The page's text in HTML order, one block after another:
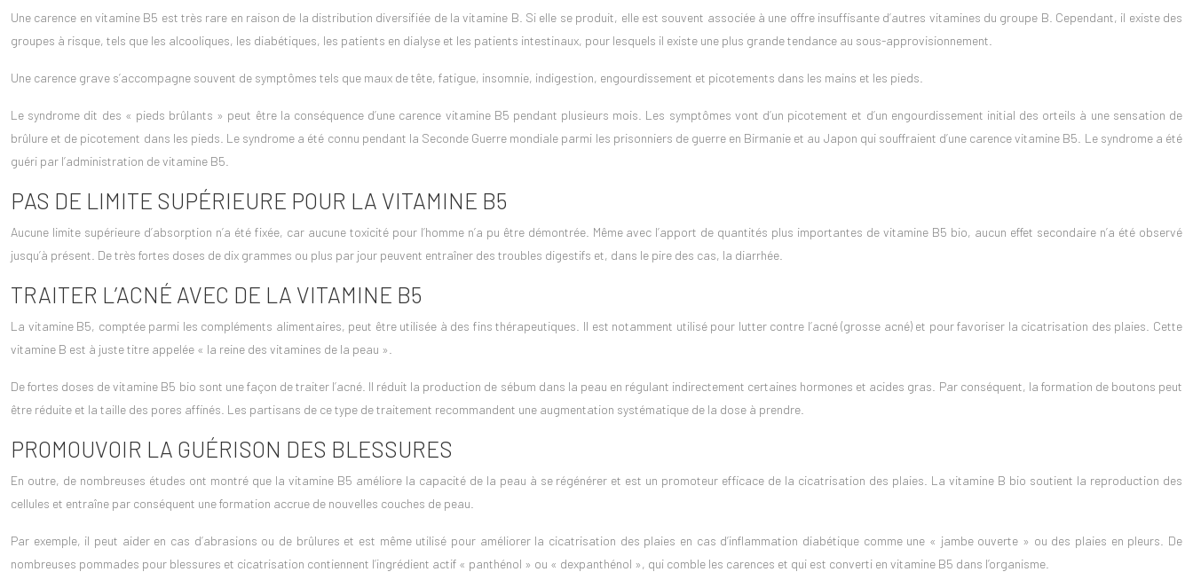
Une carence en vitamine B5 est très rare en raison de la distribution diversifiée de la vitamine B. Si elle se produit, elle est souvent associée à une offre insuffisante d’autres vitamines du groupe B. Cependant, il existe des
groupes à risque, tels que les alcooliques, les diabétiques, les patients en dialyse et les patients intestinaux, pour lesquels il existe une plus grande tendance au sous-approvisionnement.
Une carence grave s’accompagne souvent de symptômes tels que maux de tête, fatigue, insomnie, indigestion, engourdissement et picotements dans les mains et les pieds.
Le syndrome dit des « pieds brûlants » peut être la conséquence d’une carence vitamine B5 pendant plusieurs mois. Les symptômes vont d’un picotement et d’un engourdissement initial des orteils à une sensation de
brûlure et de picotement dans les pieds. Le syndrome a été connu pendant la Seconde Guerre mondiale parmi les prisonniers de guerre en Birmanie et au Japon qui souffraient d’une carence vitamine B5. Le syndrome a été
guéri par l’administration de vitamine B5.
PAS DE LIMITE SUPÉRIEURE POUR LA VITAMINE B5
Aucune limite supérieure d’absorption n’a été fixée, car aucune toxicité pour l’homme n’a pu être démontrée. Même avec l’apport de quantités plus importantes de vitamine B5 bio, aucun effet secondaire n’a été observé
jusqu’à présent. De très fortes doses de dix grammes ou plus par jour peuvent entraîner des troubles digestifs et, dans le pire des cas, la diarrhée.
TRAITER L’ACNÉ AVEC DE LA VITAMINE B5
La vitamine B5, comptée parmi les compléments alimentaires, peut être utilisée à des fins thérapeutiques. Il est notamment utilisé pour lutter contre l’acné (grosse acné) et pour favoriser la cicatrisation des plaies. Cette
vitamine B est à juste titre appelée « la reine des vitamines de la peau ».
De fortes doses devitamine B5 bio sont une façon de traiter l’acné. Il réduit la production de sébum dans la peau en régulant indirectement certaines hormones et acides gras. Par conséquent, la formation de boutons peut
être réduite et la taille des pores affinés. Les partisans de ce type de traitement recommandent une augmentation systématique de la dose à prendre.
PROMOUVOIR LA GUÉRISON DES BLESSURES
En outre, de nombreuses études ont montré que la vitamine B5 améliore la capacité de la peau à se régénérer et est un promoteur efficace de la cicatrisation des plaies. La vitamine B bio soutient la reproduction des
cellules et entraîne par conséquent une formation accrue de nouvelles couches de peau.
Par exemple, il peut aider en cas d’abrasions ou de brûlures et est même utilisé pour améliorer la cicatrisation des plaies en cas d’inflammation diabétique comme une « jambe ouverte » ou des plaies en pleurs. De
nombreuses pommades pour blessures et cicatrisation contiennent l’ingrédient actif « panthénol » ou « dexpanthénol », qui comble les carences et qui est converti en vitamine B5 dans l’organisme.